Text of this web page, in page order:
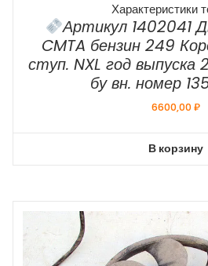
Характеристики
Артикул 1402041
CMTA бензин 249
ступ. NXL год выпуска
бу вн. номер
6600,00₽
В корзину